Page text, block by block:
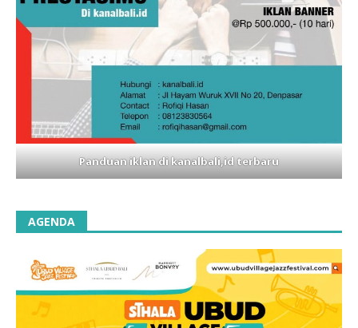
Panduan iklan di kanalbali,id terbaru
AGENDA